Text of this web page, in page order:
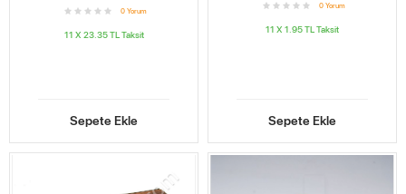
0 Yorum
11 X 23.35 TLTaksit
Sepete Ekle
0 Yorum
11 X 1.95 TLTaksit
Sepete Ekle